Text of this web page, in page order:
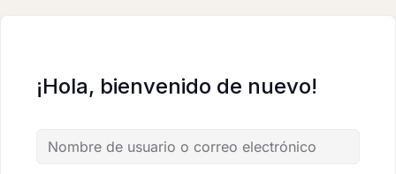
¡Hola, bienvenido de nuevo!